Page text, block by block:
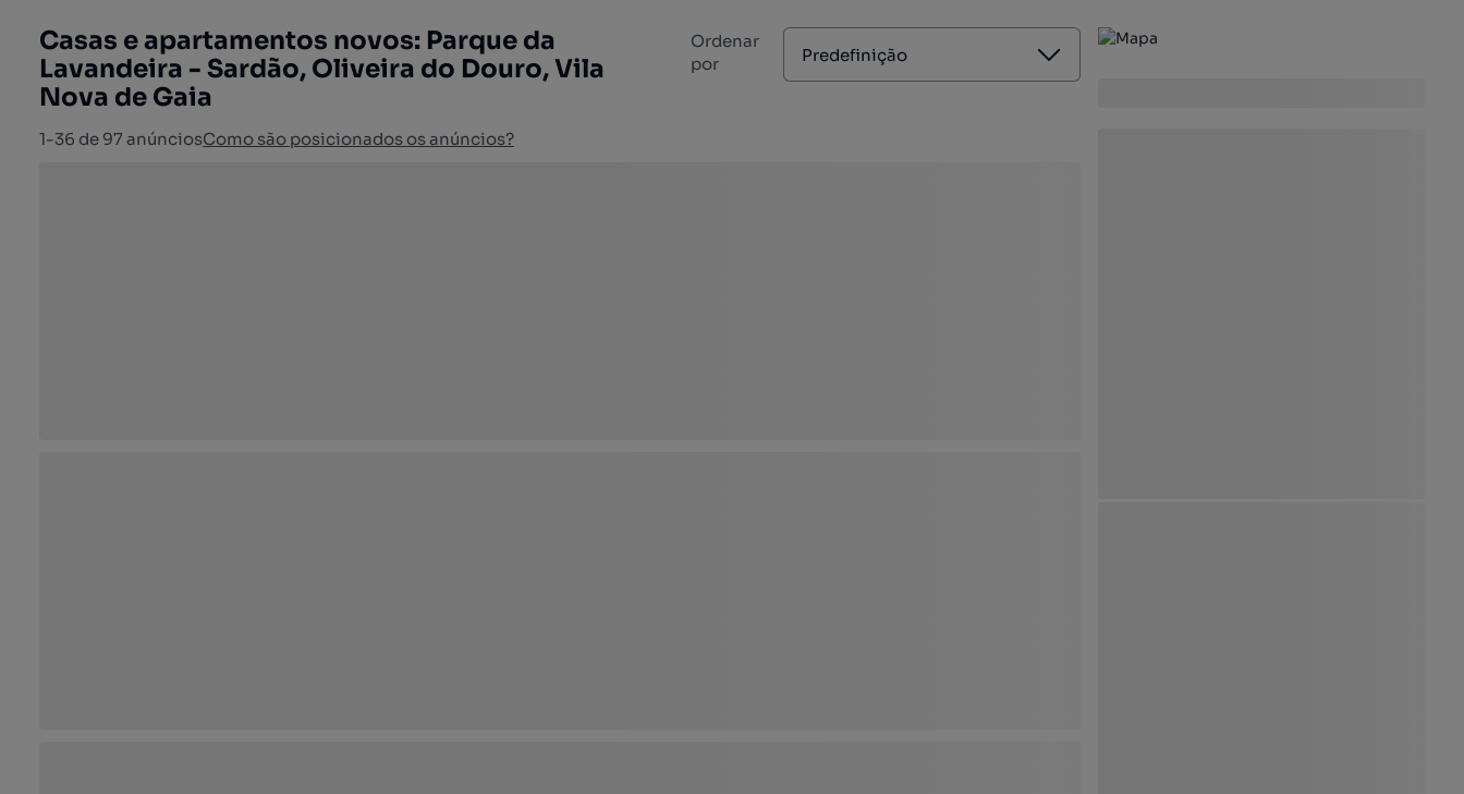
Casas e apartamentos novos: Parque da
Lavandeira - Sardão, Oliveira do Douro, Vila
Nova de Gaia
1-36 de 97 anúnciosComo são posicionados os anúncios?
Ordenar
por
Predefinição